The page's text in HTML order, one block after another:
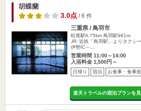
胡蝶蘭
3.0点/ 6 件
三重県 / 鳥羽市
松尾駅6.75km 鳥羽駅981m
JR･近鉄「鳥羽駅」よりタクシ
伊勢IC～…
営業時間 11:00～14:00
入浴料金 1,500円～
日帰り 宿泊 お食事・食事処
楽天トラベルの宿泊プランを